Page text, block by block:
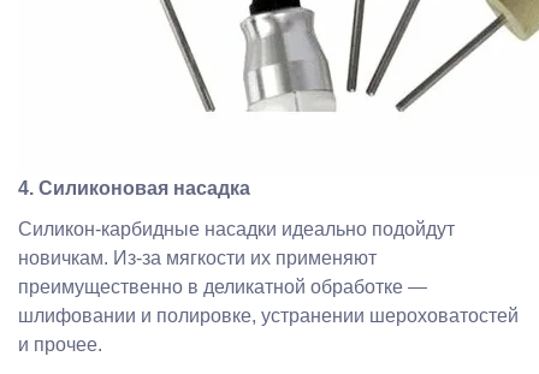
4. Силиконовая насадка
Силикон-карбидные насадки идеально подойдут
новичкам. Из-за мягкости их применяют
преимущественно в деликатной обработке —
шлифовании и полировке, устранении шероховатостей
и прочее.